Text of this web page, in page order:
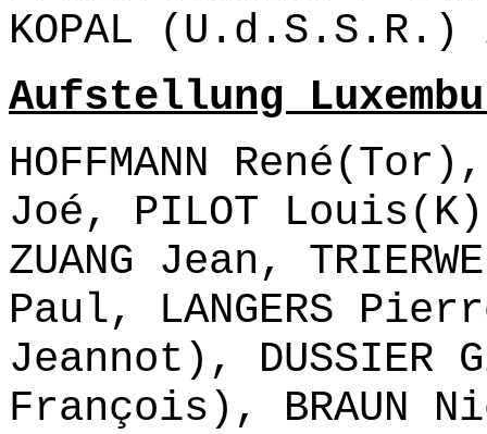
KOPAL
Aufstellung
HOFFMANN
Joé, PILOT
ZUANG Jean,
Paul, LANGERS
Jeannot), DUSSIER
François), BRAUN